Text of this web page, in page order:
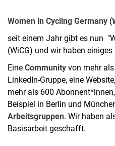
Women in Cycling Germany (
seit einem Jahr gibt es nun
(WiCG) und wir haben einiges
Eine Community von mehr
LinkedIn-Gruppe, eine
mehr als 600
Beispiel in Berlin und
Arbeitsgruppen. Wir haben
Basisarbeit geschafft.